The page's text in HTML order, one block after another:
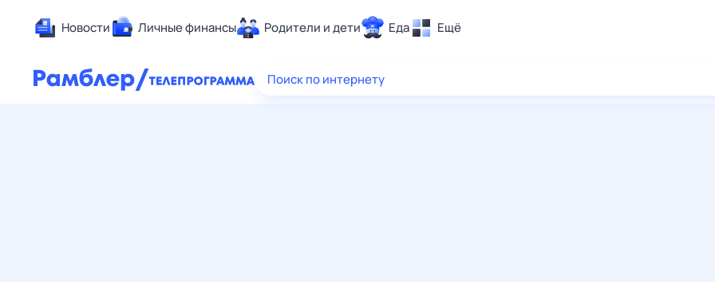
Новости Личные финансы Родители и дети Еда Ещё
Здоровье
Поиск по интернету